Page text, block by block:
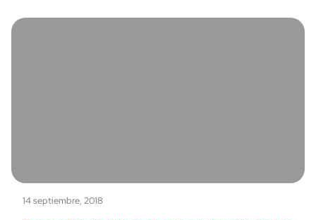
14 septiembre, 2018